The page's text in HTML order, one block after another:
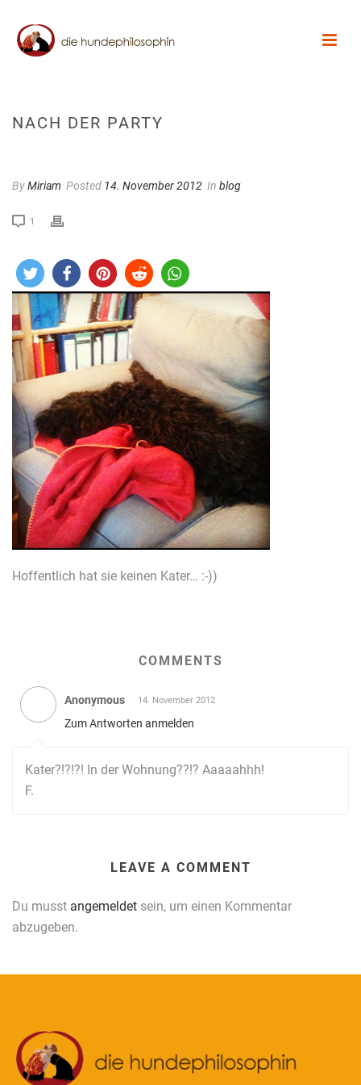
NACH DER PARTY
ByMiriam Posted 14. November 2012 In blog
1
Hoffentlich hat sie keinen Kater… :-))
COMMENTS
Anonymous 14. November 2012
Zum Antworten anmelden
Kater?!?!?! In der Wohnung??!? Aaaaahhh!
F.
LEAVE A COMMENT
Du musst angemeldet sein, um einen Kommentar
abzugeben.